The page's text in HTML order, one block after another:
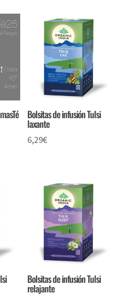
desde
4,15€
hasta
29,24€
Bolsitas de infusión Tulsi
laxante
6,29€
Bolsitas de infusión Tulsi
relajante